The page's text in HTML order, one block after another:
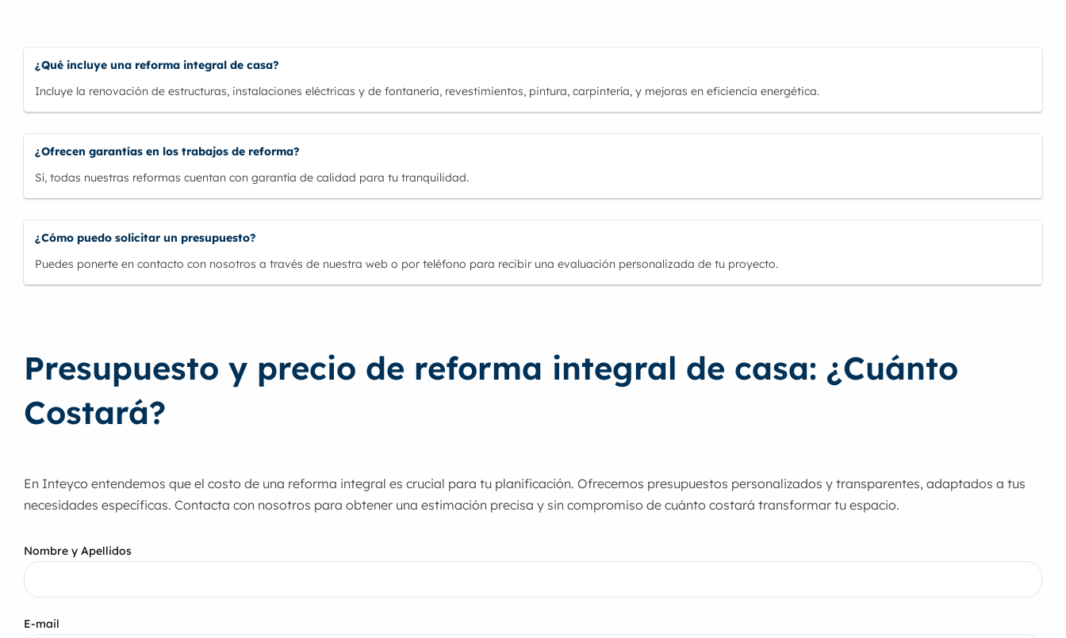
¿Qué incluye una reforma integral de casa?
Incluye la renovación de estructuras, instalaciones eléctricas y de fontanería, revestimientos, pintura, carpintería, y mejoras en eficiencia energética.
¿Ofrecen garantías en los trabajos de reforma?
Sí, todas nuestras reformas cuentan con garantía de calidad para tu tranquilidad.
¿Cómo puedo solicitar un presupuesto?
Puedes ponerte en contacto con nosotros a través de nuestra web o por teléfono para recibir una evaluación personalizada de tu proyecto.
Presupuesto y precio de reforma integral de casa: ¿Cuánto
Costará?
En Inteyco entendemos que el costo de una reforma integral es crucial para tu planificación. Ofrecemos presupuestos personalizados y transparentes, adaptados a tus
necesidades específicas. Contacta con nosotros para obtener una estimación precisa y sin compromiso de cuánto costará transformar tu espacio.
Nombre y Apellidos
E-mail